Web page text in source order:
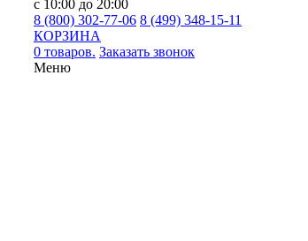
с 10:00 до 20:00
8 (800) 302-77-06 8 (499) 348-15-11
КОРЗИНА
0 товаров. Заказать звонок
Меню